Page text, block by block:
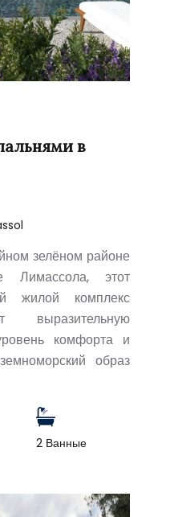
в
зелёном районе
Лимассола, этот
жилой комплекс
выразительную
комфорта и
образ
2 Ванные